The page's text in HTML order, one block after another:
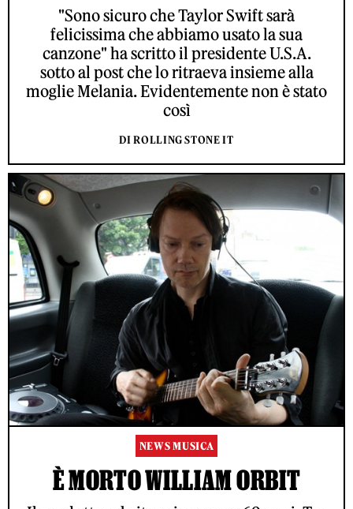
"Sono sicuro che Taylor Swift sarà
felicissima che abbiamo usato la sua
canzone" ha scritto il presidente U.S.A.
sotto al post che lo ritraeva insieme alla
moglie Melania. Evidentemente non è stato
così
DI ROLLING STONE IT
NEWS MUSICA
È MORTO WILLIAM ORBIT